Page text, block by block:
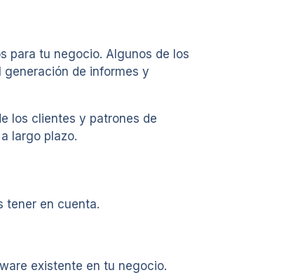
para tu negocio. Algunos de los
de informes y
los clientes y patrones de
largo plazo.
tener en cuenta.
existente en tu negocio.